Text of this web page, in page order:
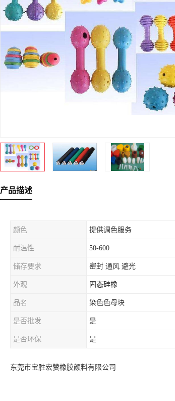
产品描述
颜色 提供调色服务
耐温性 50-600
储存要求 密封 通风 避光
外观 固态硅橡
品名 染色色母块
是否批发 是
是否环保 是
东莞市宝胜宏赞橡胶颜料有限公司